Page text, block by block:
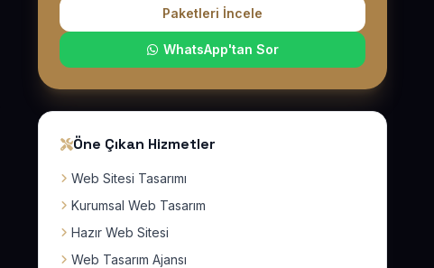
Paketleri İncele
WhatsApp'tan Sor
Öne Çıkan Hizmetler
Web Sitesi Tasarımı
Kurumsal Web Tasarım
Hazır Web Sitesi
Web Tasarım Ajansı